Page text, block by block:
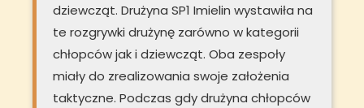
dziewcząt. Drużyna SP1 Imielin wystawiła na
te rozgrywki drużynę zarówno w kategorii
chłopców jak i dziewcząt. Oba zespoły
miały do zrealizowania swoje założenia
taktyczne. Podczas gdy drużyna chłopców